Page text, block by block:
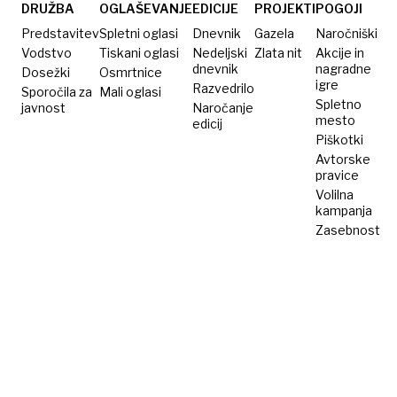
goste,
ki naj bi
razbijali
kozarce
DRUŽBA
Predstavitev
Vodstvo
Dosežki
Sporočila za
javnost
OGLAŠEVANJE
Spletni oglasi
Tiskani oglasi
Osmrtnice
Mali oglasi
EDICIJE
Dnevnik
Nedeljski
dnevnik
Razvedrilo
Naročanje
edicij
PROJEKTI
Gazela
Zlata nit
POGOJI
Naročniški
Akcije in
nagradne
igre
Spletno
mesto
Piškotki
Avtorske
pravice
Volilna
kampanja
Zasebnost